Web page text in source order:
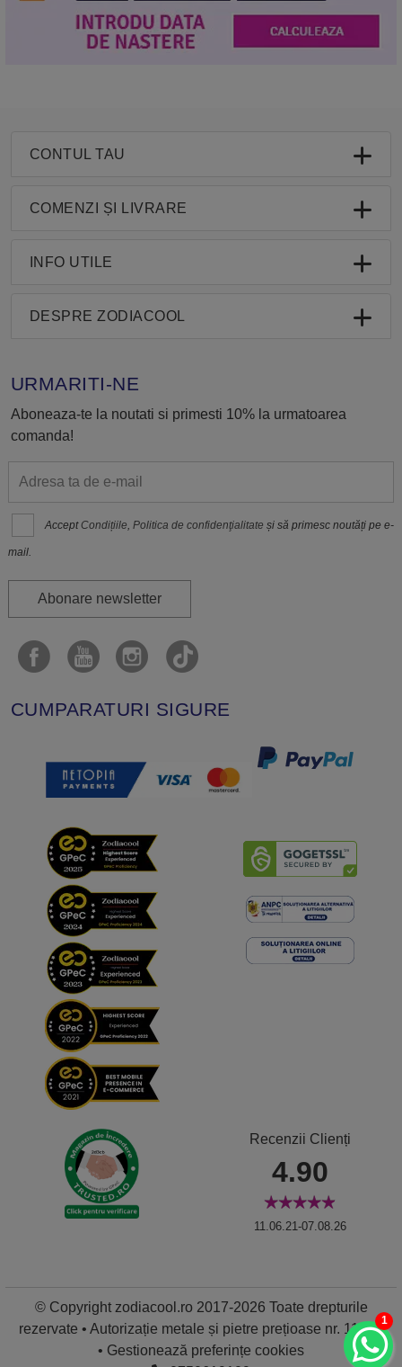
CONTUL TAU
COMENZI ȘI LIVRARE
INFO UTILE
DESPRE ZODIACOOL
URMARITI-NE
Aboneaza-te la noutati si primesti 10% la urmatoarea
comanda!
Accept Condițiile,Politica de confidenţialitate și să primesc noutăți pe e-
mail.
Abonare newsletter
CUMPARATURI SIGURE
Recenzii Clienți
4.90
11.06.21-07.08.26
© Copyright zodiacool.ro 2017-2026 Toate drepturile
rezervate • Autorizație metale și pietre prețioase nr. 11837
• Gestionează preferințe cookies
1